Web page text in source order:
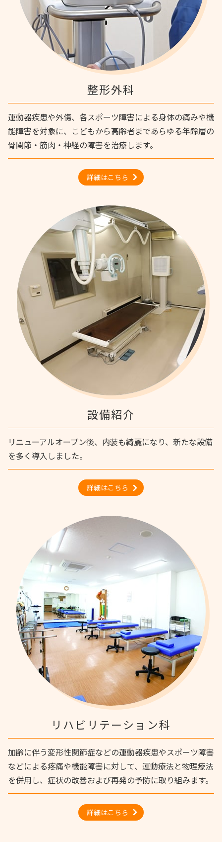
整形外科
運動器疾患や外傷、各スポーツ障害による身体の痛みや機
能障害を対象に、こどもから高齢者まであらゆる年齢層の
骨関節・筋肉・神経の障害を治療します。
詳細はこちら
設備紹介
リニューアルオープン後、内装も綺麗になり、新たな設備
を多く導入しました。
詳細はこちら
リハビリテーション科
加齢に伴う変形性関節症などの運動器疾患やスポーツ障害
などによる疼痛や機能障害に対して、運動療法と物理療法
を併用し、症状の改善および再発の予防に取り組みます。
詳細はこちら